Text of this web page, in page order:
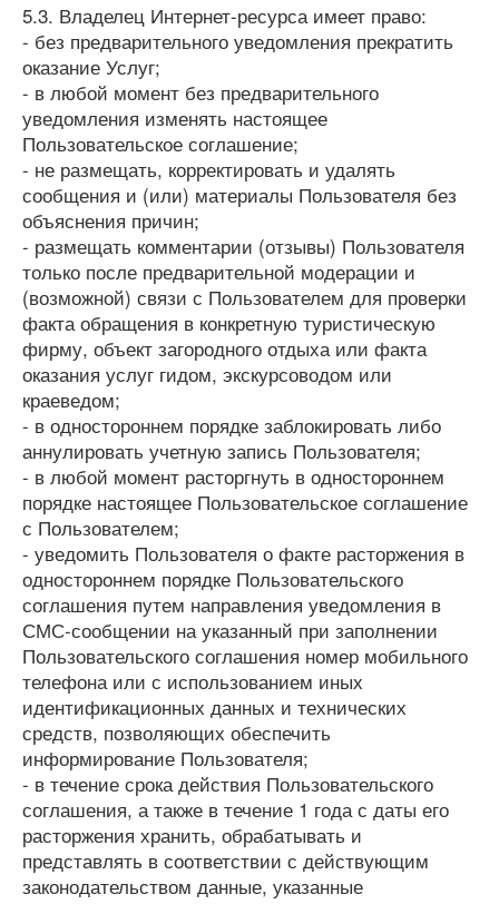
5.3. Владелец Интернет-ресурса имеет право:
- без предварительного уведомления прекратить
оказание Услуг;
- в любой момент без предварительного
уведомления изменять настоящее
Пользовательское соглашение;
- не размещать, корректировать и удалять
сообщения и (или) материалы Пользователя без
объяснения причин;
- размещать комментарии (отзывы) Пользователя
только после предварительной модерации и
(возможной) связи с Пользователем для проверки
факта обращения в конкретную туристическую
фирму, объект загородного отдыха или факта
оказания услуг гидом, экскурсоводом или
краеведом;
- в одностороннем порядке заблокировать либо
аннулировать учетную запись Пользователя;
- в любой момент расторгнуть в одностороннем
порядке настоящее Пользовательское соглашение
с Пользователем;
- уведомить Пользователя о факте расторжения в
одностороннем порядке Пользовательского
соглашения путем направления уведомления в
СМС-сообщении на указанный при заполнении
Пользовательского соглашения номер мобильного
телефона или с использованием иных
идентификационных данных и технических
средств, позволяющих обеспечить
информирование Пользователя;
- в течение срока действия Пользовательского
соглашения, а также в течение 1 года с даты его
расторжения хранить, обрабатывать и
представлять в соответствии с действующим
законодательством данные, указанные